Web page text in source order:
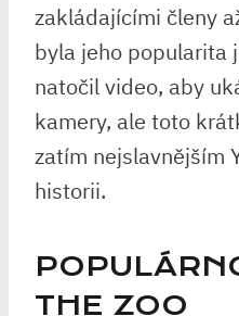
zakládajícími členy
byla jeho popularita
natočil video, aby
kamery, ale toto
zatím nejslavnějším
historii.
THE ZOO